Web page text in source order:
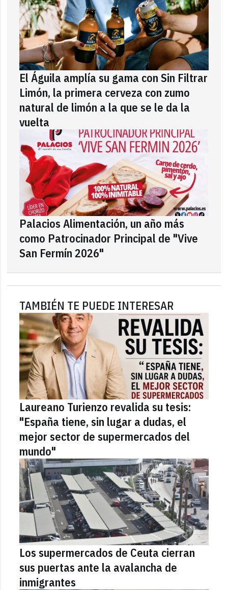
El Águila amplía su gama con Sin Filtrar
Limón, la primera cerveza con zumo
natural de limón a la que se le da la
vuelta
Palacios Alimentación, un año más
como Patrocinador Principal de "Vive
San Fermín 2026"
TAMBIÉN TE PUEDE INTERESAR
Laureano Turienzo revalida su tesis:
"España tiene, sin lugar a dudas, el
mejor sector de supermercados del
mundo"
Los supermercados de Ceuta cierran
sus puertas ante la avalancha de
inmigrantes